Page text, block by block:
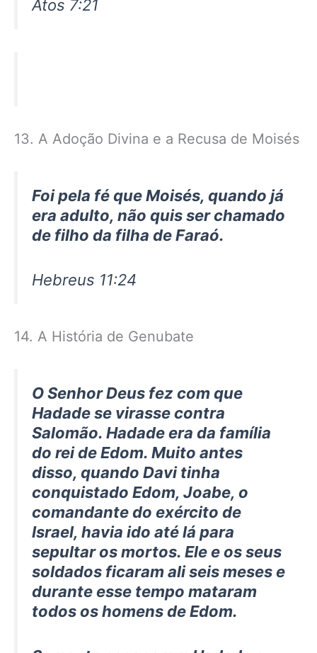
Atos 7:21
13. A Adoção Divina e a Recusa de Moisés
Foi pela fé que Moisés, quando já
era adulto, não quis ser chamado
de filho da filha de Faraó.
Hebreus 11:24
14. A História de Genubate
O Senhor Deus fez com que
Hadade se virasse contra
Salomão. Hadade era da família
do rei de Edom. Muito antes
disso, quando Davi tinha
conquistado Edom, Joabe, o
comandante do exército de
Israel, havia ido até lá para
sepultar os mortos. Ele e os seus
soldados ficaram ali seis meses e
durante esse tempo mataram
todos os homens de Edom.